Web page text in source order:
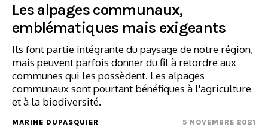
Les alpages communaux,
emblématiques mais exigeants
Ils font partie intégrante du paysage de notre région,
mais peuvent parfois donner du fil à retordre aux
communes qui les possèdent. Les alpages
communaux sont pourtant bénéfiques à l'agriculture
et à la biodiversité.
MARINE DUPASQUIER 5 NOVEMBRE 2021